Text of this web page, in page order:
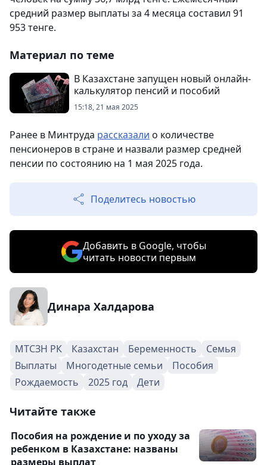
средний размер выплаты за 4 месяца составил 91
953 тенге.
Материал по теме
В Казахстане запущен новый онлайн-
калькулятор пенсий и пособий
15:18, 21 мая 2025
Ранее в Минтруда рассказали о количестве
пенсионеров в стране и назвали размер средней
пенсии по состоянию на 1 мая 2025 года.
Поделитесь новостью
Добавить в Google, чтобы
читать новости первым
Динара Халдарова
МТСЗН РК Казахстан Беременность
Семья
Выплаты
Многодетные семьи
Пособия
Рождаемость
2025 год Дети
Читайте также
Пособия на рождение и по уходу за
ребенком в Казахстане: названы
размеры выплат